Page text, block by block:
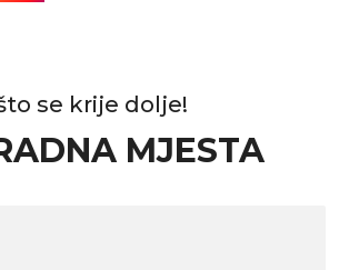
se krije dolje!
MJESTA